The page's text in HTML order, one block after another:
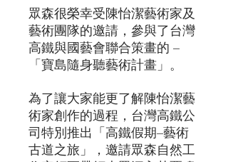
眾森很榮幸受陳怡潔藝術家及
藝術團隊的邀請，參與了台灣
高鐵與國藝會聯合策畫的 –
「寶島隨身聽藝術計畫」。
為了讓大家能更了解陳怡潔藝
術家創作的過程，台灣高鐵公
司特別推出「高鐵假期–藝術
古道之旅」，邀請眾森自然工